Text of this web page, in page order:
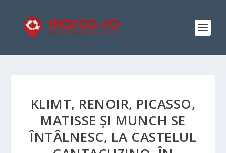
KLIMT, RENOIR, PICASSO,
MATISSE ȘI MUNCH SE
ÎNTÂLNESC, LA CASTELUL